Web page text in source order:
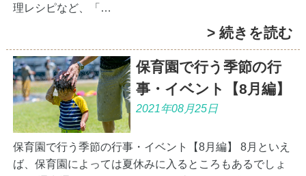
理レシピなど、「…
> 続きを読む
保育園で行う季節の行
事・イベント【8月編】
2021年08月25日
保育園で行う季節の行事・イベント【8月編】 8月といえ
ば、保育園によっては夏休みに入るところもあるでしょ